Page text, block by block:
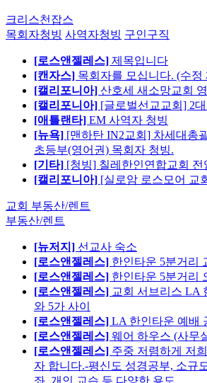
크리스천잡스
목회자청빙 사역자청빙 구인구직
[로스앤젤레스] 제목입니다
[캔자스] 목회자를 모십니다. (수정
[캘리포니아] 산호세 새소망교회
[캘리포니아] [글로벌선교교회] 2
[애틀랜타] EM 사역자 청빙
[뉴욕] [맨하탄 IN2교회] 차세대총
초등부(영어권) 목회자 청빙.
[기타] [청빙] 칠레한인연합교회 전
[캘리포니아] [실로암 로스모어 교
교회 부동산/렌트
부동산/렌트
[뉴저지] 선교사 숙소
[로스앤젤레스] 한인타운 5분거리
[로스앤젤레스] 한인타운 5분거리
[로스앤젤레스] 교회 서브리스 LA
와 5가 사이
[로스앤젤레스] LA 한인타운 예배
[로스앤젤레스] 웨어 하우스 (사무
[로스앤젤레스] 주중 저렴하게 저
자 합니다.-평신도 성경공부, 소규
좌, 개인 교습 등 다양한 용도